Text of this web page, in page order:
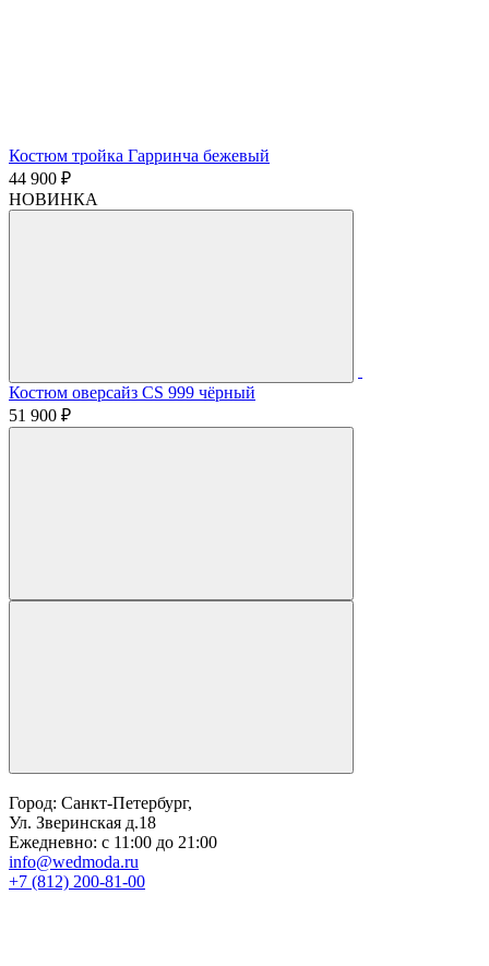
Костюм тройка Гарринча бежевый
44 900 ₽
НОВИНКА
Костюм оверсайз CS 999 чёрный
51 900 ₽
Город: Санкт-Петербург,
Ул. Зверинская д.18
Ежедневно: с 11:00 до 21:00
info@wedmoda.ru
+7 (812) 200-81-00